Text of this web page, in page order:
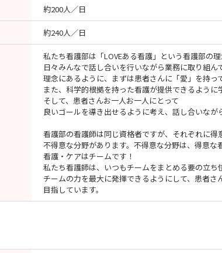
約200人／日
約240人／日
私たち看護部は「LOVEある看護」という看護部の
日々みんなで話し合いを行いながら業務に取り組ん
理念にあるように、まずは患者さんに「愛」を持っ
また、科学的根拠を持った看護が提供できるように
そして、患者さんお一人お一人にとって
良いゴールを導き出せるように考え、話し合いなが
看護部の看護師は同じ資格者ですが、それぞれに得
不得意な分野があります。不得意な分野は、得意な
看護・ケアはチームです！
私たち看護師は、いつもチームをまとめる要の立ち
チームの力を最大に発揮できるようにして、患者
目指しています。